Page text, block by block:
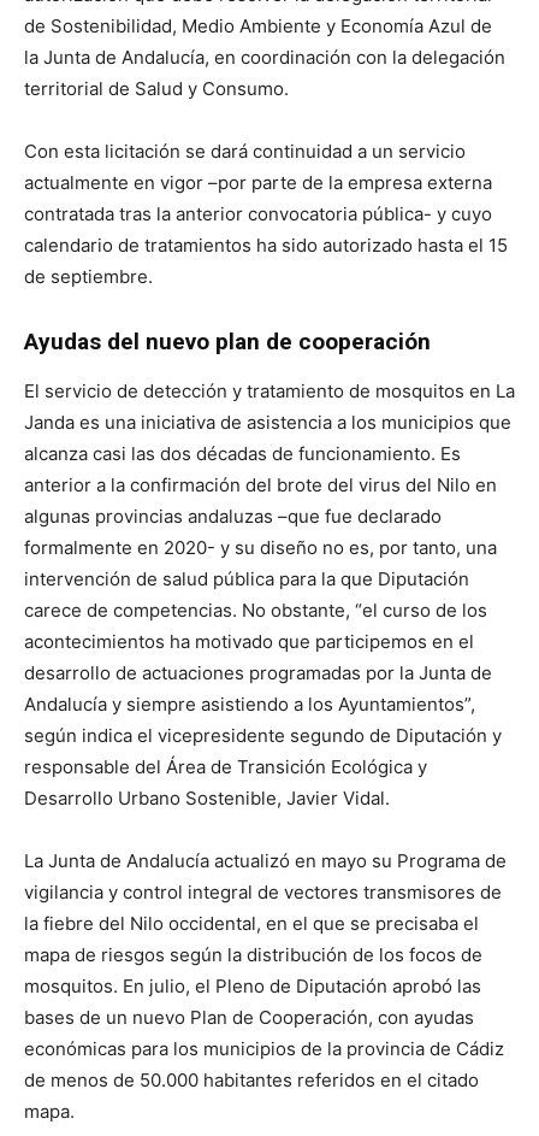
de Sostenibilidad, Medio Ambiente y Economía Azul de
la Junta de Andalucía, en coordinación con la delegación
territorial de Salud y Consumo.
Con esta licitación se dará continuidad a un servicio
actualmente en vigor –por parte de la empresa externa
contratada tras la anterior convocatoria pública- y cuyo
calendario de tratamientos ha sido autorizado hasta el 15
de septiembre.
Ayudas del nuevo plan de cooperación
El servicio de detección y tratamiento de mosquitos en La
Janda es una iniciativa de asistencia a los municipios que
alcanza casi las dos décadas de funcionamiento. Es
anterior a la confirmación del brote del virus del Nilo en
algunas provincias andaluzas –que fue declarado
formalmente en 2020- y su diseño no es, por tanto, una
intervención de salud pública para la que Diputación
carece de competencias. No obstante, “el curso de los
acontecimientos ha motivado que participemos en el
desarrollo de actuaciones programadas por la Junta de
Andalucía y siempre asistiendo a los Ayuntamientos”,
según indica el vicepresidente segundo de Diputación y
responsable del Área de Transición Ecológica y
Desarrollo Urbano Sostenible, Javier Vidal.
La Junta de Andalucía actualizó en mayo su Programa de
vigilancia y control integral de vectores transmisores de
la fiebre del Nilo occidental, en el que se precisaba el
mapa de riesgos según la distribución de los focos de
mosquitos. En julio, el Pleno de Diputación aprobó las
bases de un nuevo Plan de Cooperación, con ayudas
económicas para los municipios de la provincia de Cádiz
de menos de 50.000 habitantes referidos en el citado
mapa.